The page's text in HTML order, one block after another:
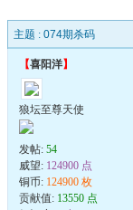
主题 : 074期杀码
【喜阳洋】
狼坛至尊天使
发帖: 54
威望: 124900 点
铜币: 124900 枚
贡献值: 13550 点